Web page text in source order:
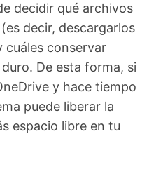
decidir qué archivos
decir, descargarlos
cuáles conservar
De esta forma, si
y hace tiempo
puede liberar la
espacio libre en tu